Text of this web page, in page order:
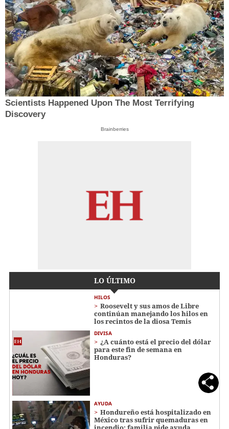
Scientists Happened Upon The Most Terrifying
Discovery
Brainberries
LO ÚLTIMO
HILOS
Roosevelt y sus amos de Libre
continúan manejando los hilos en
los recintos de la diosa Temis
DIVISA
¿A cuánto está el precio del dólar
para este fin de semana en
Honduras?
AYUDA
Hondureño está hospitalizado en
México tras sufrir quemaduras en